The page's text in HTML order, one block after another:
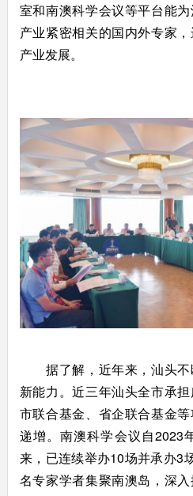
室和南澳科学会议等平台能
产业紧密相关的国内外专家
产业发展。
据了解，近年来，汕头不
新能力。近三年汕头全市承
市联合基金、省企联合基金
递增。南澳科学会议自2023
来，已连续举办10场并承办3
名专家学者集聚南澳岛，深入